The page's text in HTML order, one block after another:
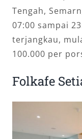
Tengah,
07:00 sampai
terjangkau,
100.000 per
Folkafe